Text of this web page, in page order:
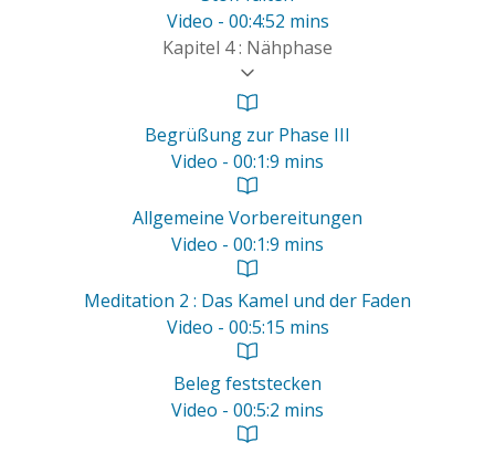
Video - 00:4:52 mins
Kapitel 4 : Nähphase
Begrüßung zur Phase III
Video - 00:1:9 mins
Allgemeine Vorbereitungen
Video - 00:1:9 mins
Meditation 2 : Das Kamel und der Faden
Video - 00:5:15 mins
Beleg feststecken
Video - 00:5:2 mins